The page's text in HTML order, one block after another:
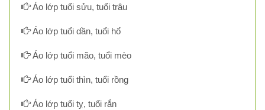
Áo lớp tuổi sửu, tuổi trâu
Áo lớp tuổi dần, tuổi hổ
Áo lớp tuổi mão, tuổi mèo
Áo lớp tuổi thìn, tuổi rồng
Áo lớp tuổi tỵ, tuổi rắn